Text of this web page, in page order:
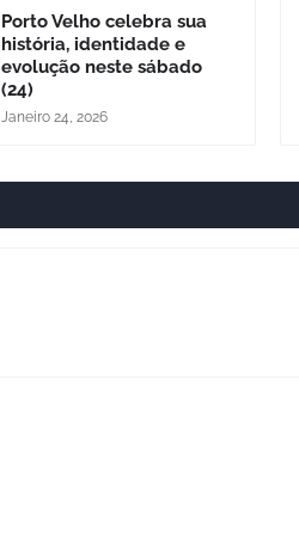
Porto Velho celebra sua
história, identidade e
evolução neste sábado
(24)
Janeiro 24, 2026